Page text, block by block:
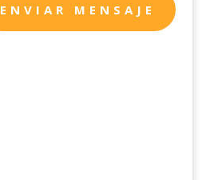
ENVIAR MENSAJE